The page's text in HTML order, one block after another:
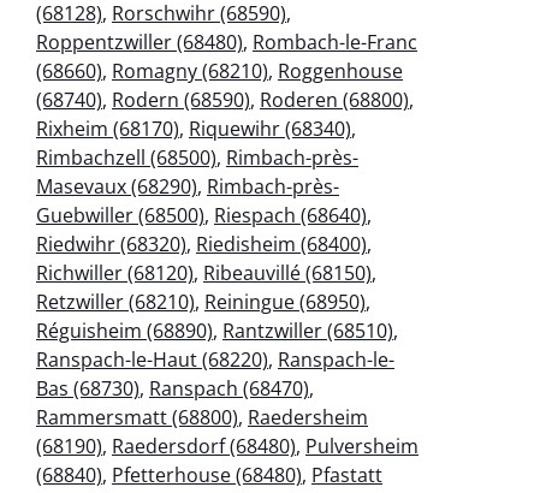
(68128), Rorschwihr (68590),
Roppentzwiller (68480), Rombach-le-Franc
(68660), Romagny (68210), Roggenhouse
(68740), Rodern (68590), Roderen (68800),
Rixheim (68170), Riquewihr (68340),
Rimbachzell (68500), Rimbach-près-
Masevaux (68290), Rimbach-près-
Guebwiller (68500), Riespach (68640),
Riedwihr (68320), Riedisheim (68400),
Richwiller (68120), Ribeauvillé (68150),
Retzwiller (68210), Reiningue (68950),
Réguisheim (68890), Rantzwiller (68510),
Ranspach-le-Haut (68220), Ranspach-le-
Bas (68730), Ranspach (68470),
Rammersmatt (68800), Raedersheim
(68190), Raedersdorf (68480), Pulversheim
(68840), Pfetterhouse (68480), Pfastatt